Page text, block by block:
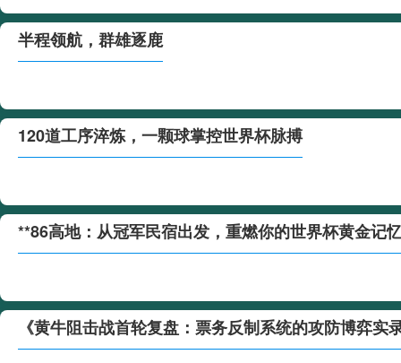
半程领航，群雄逐鹿
120道工序淬炼，一颗球掌控世界杯脉搏
**86高地：从冠军民宿出发，重燃你的世界杯黄金记
《黄牛阻击战首轮复盘：票务反制系统的攻防博弈实